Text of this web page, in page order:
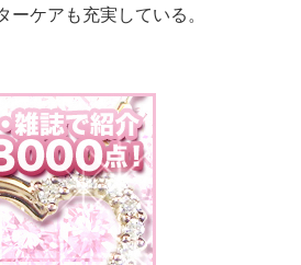
ーケアも充実している。